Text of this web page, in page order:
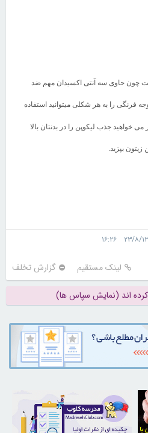
چون حاوی سه آنتی اکسیدان مهم ضد
فرنگی را به هر شکلی میتوانید استفاده
خواهید جذب لیکوپن را در بدنتان بالا
بپزید
لینک مستقیم گزارش تخلف